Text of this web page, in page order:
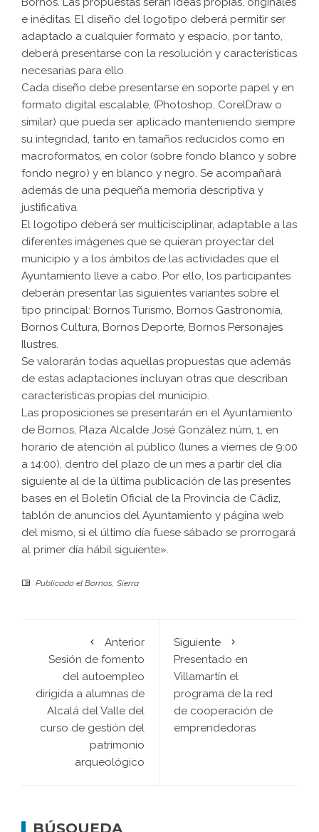
e inéditas. El diseño del logotipo deberá permitir ser
adaptado a cualquier formato y espacio, por tanto,
deberá presentarse con la resolución y características
necesarias para ello.
Cada diseño debe presentarse en soporte papel y en
formato digital escalable, (Photoshop, CorelDraw o
similar) que pueda ser aplicado manteniendo siempre
su integridad, tanto en tamaños reducidos como en
macroformatos, en color (sobre fondo blanco y sobre
fondo negro) y en blanco y negro. Se acompañará
además de una pequeña memoria descriptiva y
justificativa.
El logotipo deberá ser multicisciplinar, adaptable a las
diferentes imágenes que se quieran proyectar del
municipio y a los ámbitos de las actividades que el
Ayuntamiento lleve a cabo. Por ello, los participantes
deberán presentar las siguientes variantes sobre el
tipo principal: Bornos Turismo, Bornos Gastronomía,
Bornos Cultura, Bornos Deporte, Bornos Personajes
Ilustres.
Se valorarán todas aquellas propuestas que además
de estas adaptaciones incluyan otras que describan
características propias del municipio.
Las proposiciones se presentarán en el Ayuntamiento
de Bornos, Plaza Alcalde José González núm, 1, en
horario de atención al público (lunes a viernes de 9:00
a 14:00), dentro del plazo de un mes a partir del día
siguiente al de la última publicación de las presentes
bases en el Boletín Oficial de la Provincia de Cádiz,
tablón de anuncios del Ayuntamiento y página web
del mismo, si el último día fuese sábado se prorrogará
al primer día hábil siguiente».
Publicado el Bornos, Sierra
Anterior
Sesión de fomento
del autoempleo
dirigida a alumnas de
Alcalá del Valle del
curso de gestión del
patrimonio
arqueológico
Siguiente
Presentado en
Villamartín el
programa de la red
de cooperación de
emprendedoras